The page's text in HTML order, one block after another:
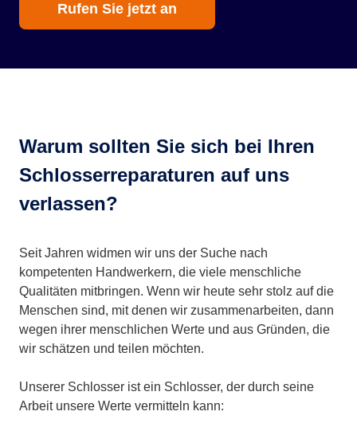
Rufen Sie jetzt an
Warum sollten Sie sich bei Ihren
Schlosserreparaturen auf uns
verlassen?
Seit Jahren widmen wir uns der Suche nach
kompetenten Handwerkern, die viele menschliche
Qualitäten mitbringen. Wenn wir heute sehr stolz auf die
Menschen sind, mit denen wir zusammenarbeiten, dann
wegen ihrer menschlichen Werte und aus Gründen, die
wir schätzen und teilen möchten.
Unserer Schlosser ist ein Schlosser, der durch seine
Arbeit unsere Werte vermitteln kann: